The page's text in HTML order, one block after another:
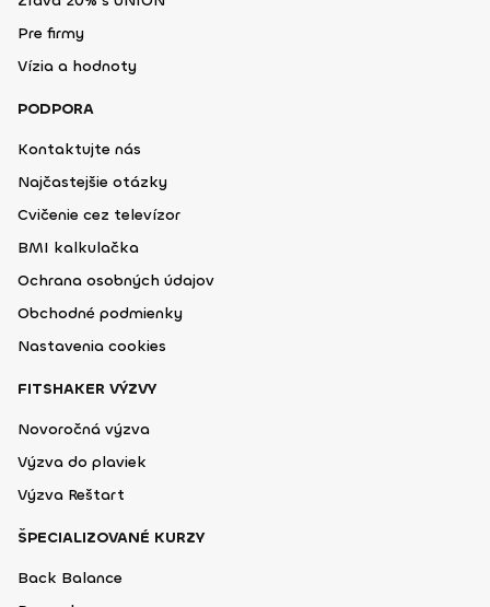
Pre firmy
Vízia a hodnoty
PODPORA
Kontaktujte nás
Najčastejšie otázky
Cvičenie cez televízor
BMI kalkulačka
Ochrana osobných údajov
Obchodné podmienky
Nastavenia cookies
FITSHAKER VÝZVY
Novoročná výzva
Výzva do plaviek
Výzva Reštart
ŠPECIALIZOVANÉ KURZY
Back Balance